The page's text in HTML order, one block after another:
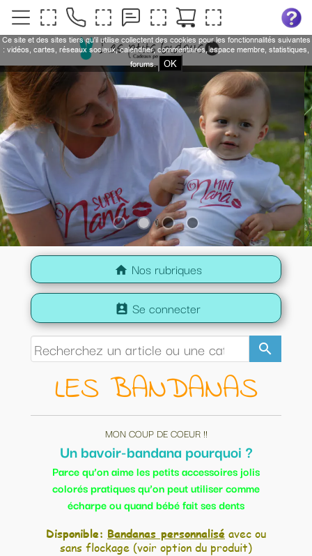
home Nos rubriques
search
perm_contact_calendar Se connecter
LES BANDANAS
MON COUP DE COEUR !!
Un bavoir-bandana pourquoi ?
Parce qu’on aime les petits accessoires jolis
colorés pratiques qu’on peut utiliser comme
écharpe ou quand bébé fait ses dents
Disponible: Bandanas personnalisé avec ou
sans flockage (voir option du produit)
Ce site et des sites tiers qu'il utilise collectent des cookies pour les fonctionnalités suivantes
: vidéos, cartes, réseaux sociaux, calendrier, commentaires, espace membre, statistiques,
forums.
OK